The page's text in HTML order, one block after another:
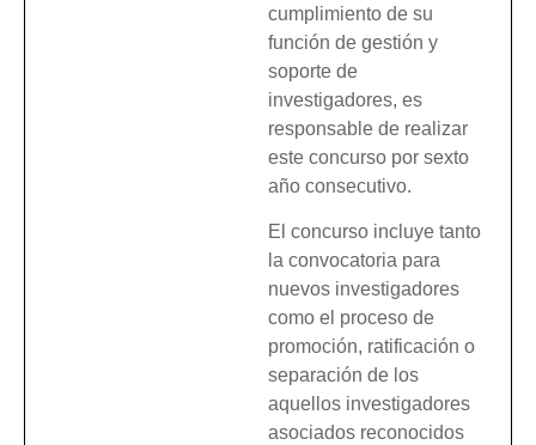
cumplimiento de su
función de gestión y
soporte de
investigadores, es
responsable de realizar
este concurso por sexto
año consecutivo.
El concurso incluye tanto
la convocatoria para
nuevos investigadores
como el proceso de
promoción, ratificación o
separación de los
aquellos investigadores
asociados reconocidos